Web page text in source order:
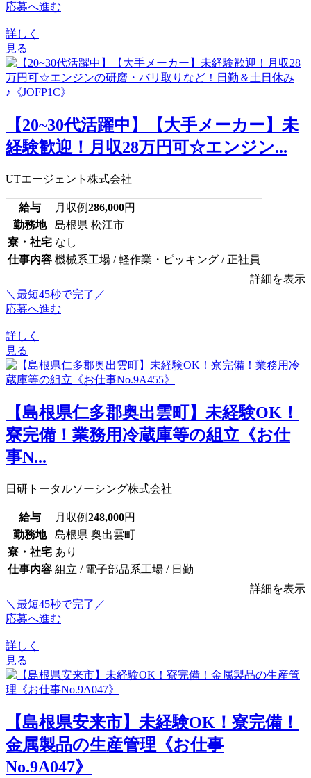
応募へ進む
詳しく
見る
【20~30代活躍中】【大手メーカー】未
経験歓迎！月収28万円可☆エンジン...
UTエージェント株式会社
給与 月収例286,000円
勤務地
島根県 松江市
寮・社宅 なし
仕事内容 機械系工場 / 軽作業・ピッキング / 正社員
詳細を表示
＼最短45秒で完了／
応募へ進む
詳しく
見る
【島根県仁多郡奥出雲町】未経験OK！
寮完備！業務用冷蔵庫等の組立《お仕
事N...
日研トータルソーシング株式会社
給与 月収例248,000円
勤務地
島根県 奥出雲町
寮・社宅 あり
仕事内容 組立 / 電子部品系工場 / 日勤
詳細を表示
＼最短45秒で完了／
応募へ進む
詳しく
見る
【島根県安来市】未経験OK！寮完備！
金属製品の生産管理《お仕事
No.9A047》